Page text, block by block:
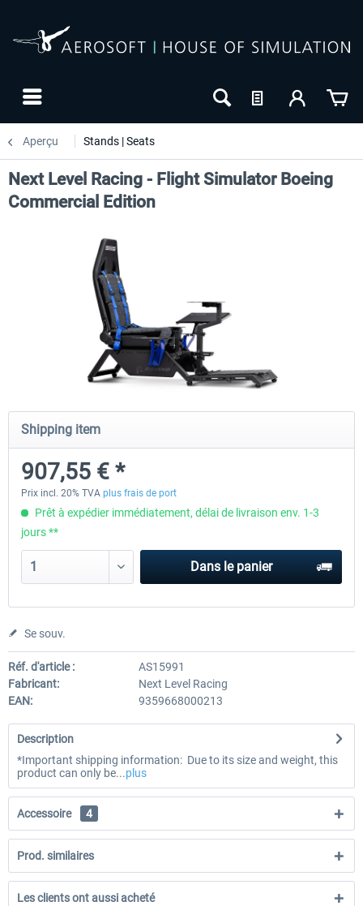
Aperçu Stands | Seats
Wheel Stand Pro for Thrustmaster
226,88 € *
Next Level Racing - Flight Simulator Boeing
Commercial Edition
Shipping item
907,55 € *
Prix incl. 20% TVA plus frais de port
Prêt à expédier immédiatement, délai de livraison env. 1-3
jours **
Dans le panier
Se souv.
Réf. d'article :
AS15991
Fabricant:
Next Level Racing
EAN:
9359668000213
Description
*Important shipping information: Due to its size and weight, this
product can only be...plus
Accessoire 4
Prod. similaires
Les clients ont aussi acheté